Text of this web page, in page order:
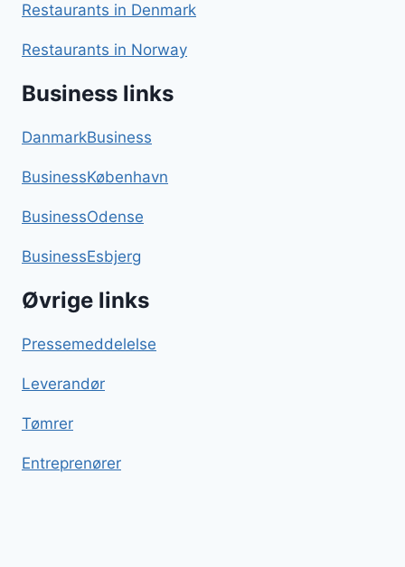
Restaurants in Denmark
Restaurants in Norway
Business links
DanmarkBusiness
BusinessKøbenhavn
BusinessOdense
BusinessEsbjerg
Øvrige links
Pressemeddelelse
Leverandør
Tømrer
Entreprenører